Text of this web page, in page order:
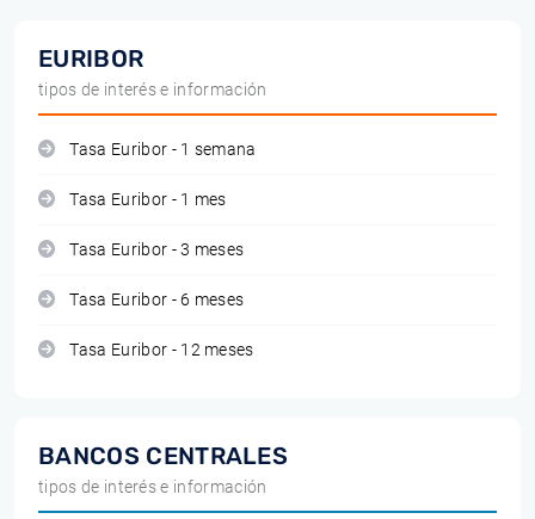
EURIBOR
tipos de interés e información
Tasa Euribor - 1 semana
Tasa Euribor - 1 mes
Tasa Euribor - 3 meses
Tasa Euribor - 6 meses
Tasa Euribor - 12 meses
BANCOS CENTRALES
tipos de interés e información